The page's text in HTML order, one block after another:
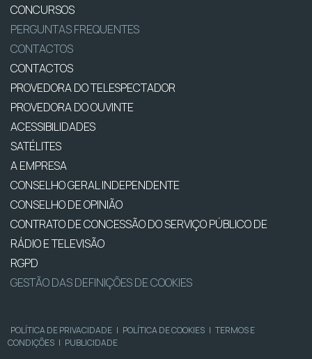
CONCURSOS
PERGUNTAS FREQUENTES
CONTACTOS
CONTACTOS
PROVEDORA DO TELESPECTADOR
PROVEDORA DO OUVINTE
ACESSIBILIDADES
SATÉLITES
A EMPRESA
CONSELHO GERAL INDEPENDENTE
CONSELHO DE OPINIÃO
CONTRATO DE CONCESSÃO DO SERVIÇO PÚBLICO DE
RÁDIO E TELEVISÃO
RGPD
GESTÃO DAS DEFINIÇÕES DE COOKIES
POLÍTICA DE PRIVACIDADE | POLÍTICA DE COOKIES | TERMOS E
CONDIÇÕES | PUBLICIDADE